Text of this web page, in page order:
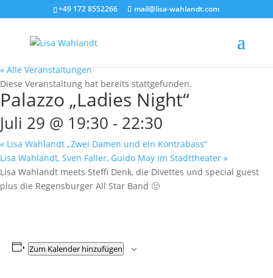
+49 172 8552266 mail@lisa-wahlandt.com
« Alle Veranstaltungen
Diese Veranstaltung hat bereits stattgefunden.
Palazzo „Ladies Night“
Juli 29 @ 19:30 - 22:30
« Lisa Wahlandt „Zwei Damen und ein Kontrabass“
Lisa Wahlandt, Sven Faller, Guido May im Stadttheater »
Lisa Wahlandt meets Steffi Denk, die Divettes und special guest
plus die Regensburger All Star Band 🙂
Zum Kalender hinzufügen